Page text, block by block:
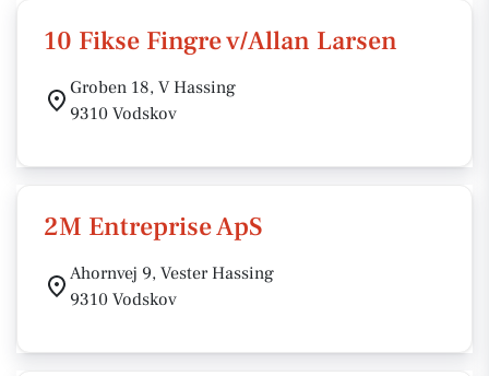
10 Fikse Fingre v/Allan Larsen
Groben 18, V Hassing
9310 Vodskov
2M Entreprise ApS
Ahornvej 9, Vester Hassing
9310 Vodskov